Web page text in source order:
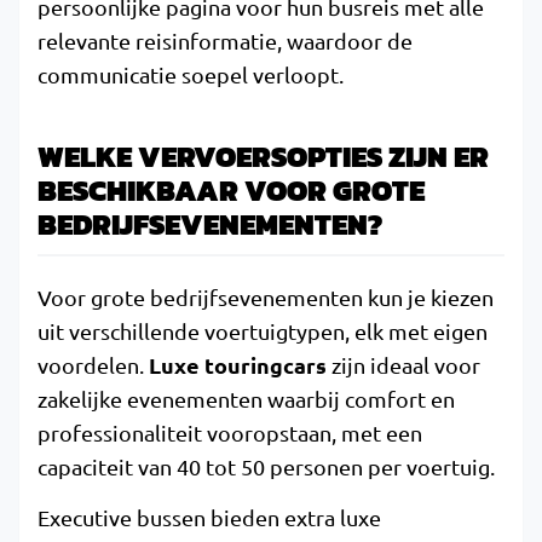
persoonlijke pagina voor hun busreis met alle
relevante reisinformatie, waardoor de
communicatie soepel verloopt.
WELKE VERVOERSOPTIES ZIJN ER
BESCHIKBAAR VOOR GROTE
BEDRIJFSEVENEMENTEN?
Voor grote bedrijfsevenementen kun je kiezen
uit verschillende voertuigtypen, elk met eigen
voordelen. Luxe touringcars zijn ideaal voor
zakelijke evenementen waarbij comfort en
professionaliteit vooropstaan, met een
capaciteit van 40 tot 50 personen per voertuig.
Executive bussen bieden extra luxe